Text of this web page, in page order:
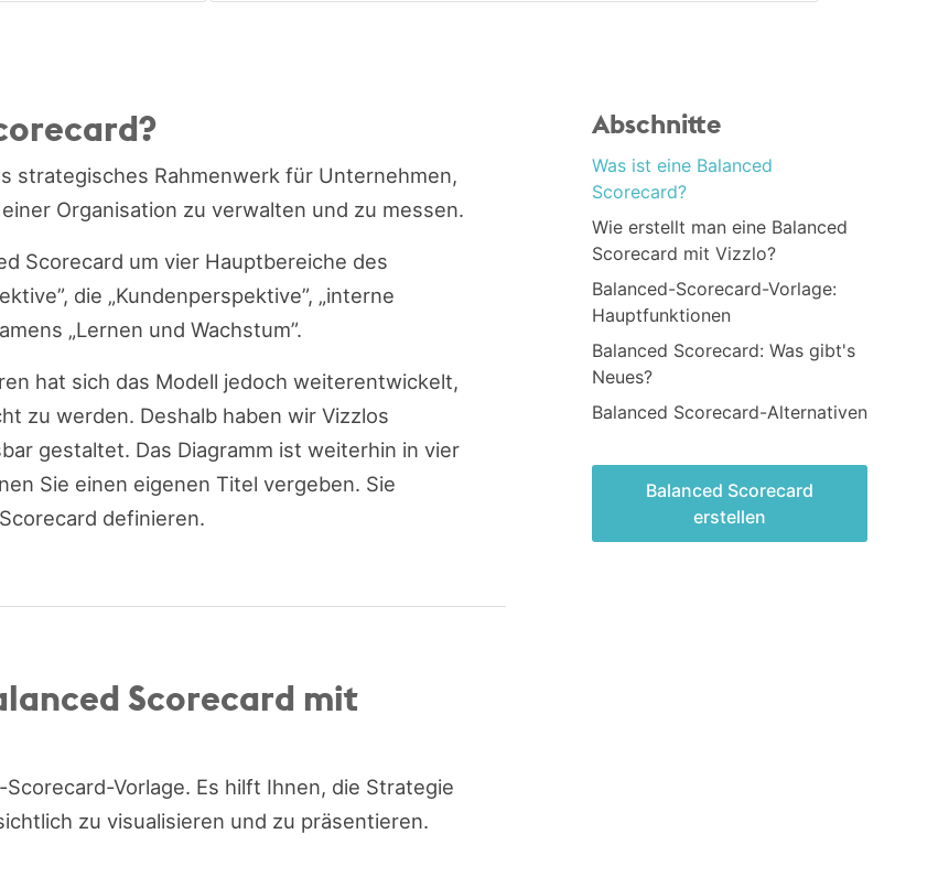
strategisches Rahmenwerk für Unternehmen,
Organisation zu verwalten und zu messen.
Scorecard um vier Hauptbereiche des
die „Kundenperspektive”, „interne
„Lernen und Wachstum”.
hat sich das Modell jedoch weiterentwickelt,
zu werden. Deshalb haben wir Vizzlos
gestaltet. Das Diagramm ist weiterhin in vier
Sie einen eigenen Titel vergeben. Sie
definieren.
Scorecard mit
Vorlage. Es hilft Ihnen, die Strategie
zu visualisieren und zu präsentieren.
Abschnitte
Was ist eine Balanced
Scorecard?
Wie erstellt man eine Balanced
Scorecard mit Vizzlo?
Balanced-Scorecard-Vorlage:
Hauptfunktionen
Balanced Scorecard: Was gibt's
Neues?
Balanced Scorecard-Alternativen
Balanced Scorecard
erstellen